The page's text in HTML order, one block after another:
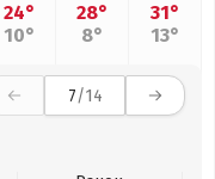
24°
10°
28°
8°
31°
13°
7/14